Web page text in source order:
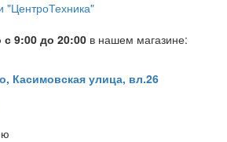
9:00 до 20:00 в нашем магазине:
Касимовская улица, вл.26